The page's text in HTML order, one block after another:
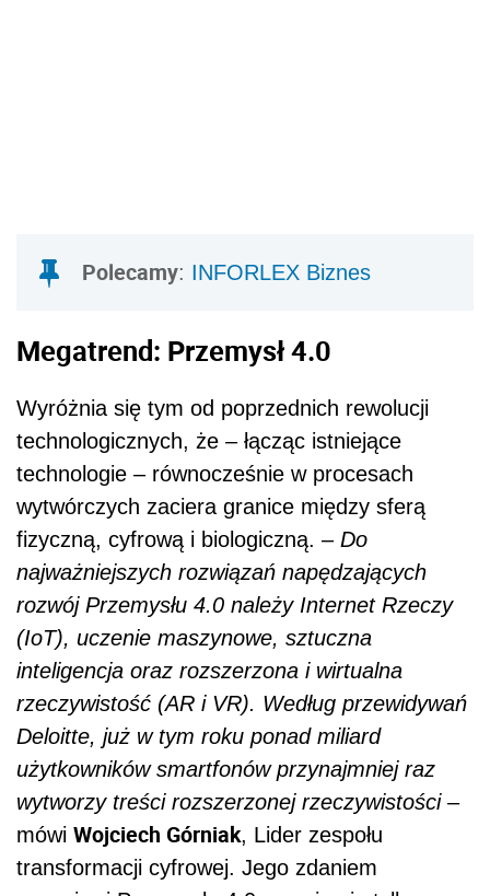
Polecamy: INFORLEX Biznes
Megatrend: Przemysł 4.0
Wyróżnia się tym od poprzednich rewolucji
technologicznych, że – łącząc istniejące
technologie – równocześnie w procesach
wytwórczych zaciera granice między sferą
fizyczną, cyfrową i biologiczną. – Do
najważniejszych rozwiązań napędzających
rozwój Przemysłu 4.0 należy Internet Rzeczy
(IoT), uczenie maszynowe, sztuczna
inteligencja oraz rozszerzona i wirtualna
rzeczywistość (AR i VR). Według przewidywań
Deloitte, już w tym roku ponad miliard
użytkowników smartfonów przynajmniej raz
wytworzy treści rozszerzonej rzeczywistości –
mówi Wojciech Górniak, Lider zespołu
transformacji cyfrowej. Jego zdaniem